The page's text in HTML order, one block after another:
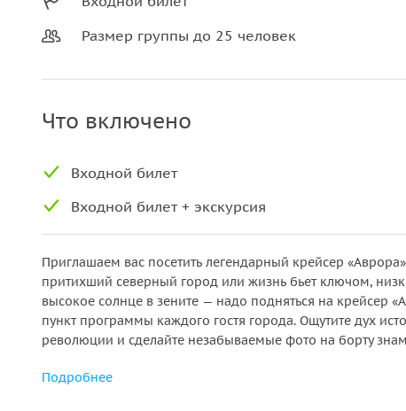
Размер группы до 25 человек
Что включено
Входной билет
Входной билет + экскурсия
Приглашаем вас посетить легендарный крейсер
притихший северный город или жизнь бьет ключом,
высокое солнце в зените — надо подняться на крейсер
пункт программы каждого гостя города. Ощутите дух
революции и сделайте незабываемые фото на борту
Подробнее